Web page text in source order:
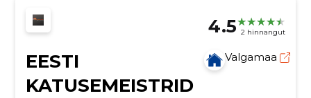
4.5 2 hinnangut
EESTI
KATUSEMEISTRID
Valgamaa